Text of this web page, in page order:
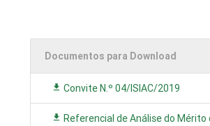
Documentos para Download
Convite N.º 04/ISIAC/2019
Referencial de Análise do Mérito